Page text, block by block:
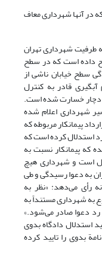
در آنها شهرداری معاف
طرفیت شهرداری تهران
داده است که در سطح
سطح خیابان ناشی از
قادر به کنترل
دچار خسارت شده است.
شهرداری اعلام شده
پیمانکار مربوطه که
استدلال کرده است که
تصریح شده که پیمانکار نسبت به
است و شهرداری هیچ
حقوقی تهران به دعوا رسیدگی و طی
17/11/1393 این گونه رأی می‌دهد: «نظر به
به شهرداری مستنداً به
قرار رد دعوا صادر می‌شود.»
استدلال دادگاه بدوی
6/1394عیناً دادنامة بدوی را تایید کرده